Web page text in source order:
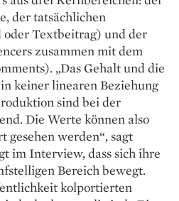
der tatsächlichen
Textbeitrag) und der
zusammen mit dem
„Das Gehalt und die
keiner linearen Beziehung
sind bei der
Die Werte können also
gesehen werden“, sagt
im Interview, dass sich ihre
Bereich bewegt.
kolportierten